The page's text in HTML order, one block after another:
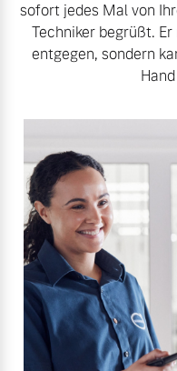
Finanzierung &
Versicherung
sofort jedes Mal von
Techniker begrüßt.
entgegen, sondern